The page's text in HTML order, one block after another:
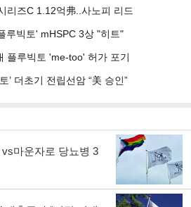
사
유
기
리즈C 1.12억弗..사노피 리드
루빅토' mHSPC 3상 "히트"
플루빅토 'me-too' 허가 포기
’ 더초기 전립선암 “美 승인”
마운자로 당뇨병 3